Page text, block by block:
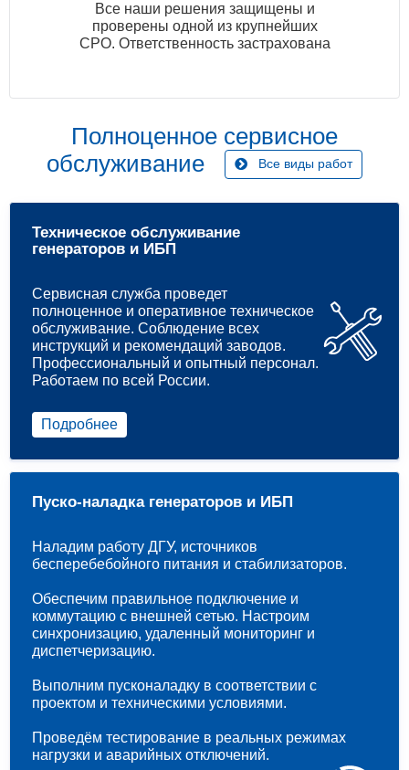
Все наши решения защищены и
проверены одной из крупнейших
СРО. Ответственность застрахована
Полноценное сервисное
обслуживание
Все виды работ
Техническое обслуживание
генераторов и ИБП
Сервисная служба проведет
полноценное и оперативное техническое
обслуживание. Соблюдение всех
инструкций и рекомендаций заводов.
Профессиональный и опытный персонал.
Работаем по всей России.
Подробнее
Пуско-наладка генераторов и ИБП
Наладим работу ДГУ, источников
бесперебебойного питания и стабилизаторов.
Обеспечим правильное подключение и
коммутацию с внешней сетью. Настроим
синхронизацию, удаленный мониторинг и
диспетчеризацию.
Выполним пусконаладку в соответствии с
проектом и техническими условиями.
Проведём тестирование в реальных режимах
нагрузки и аварийных отключений.